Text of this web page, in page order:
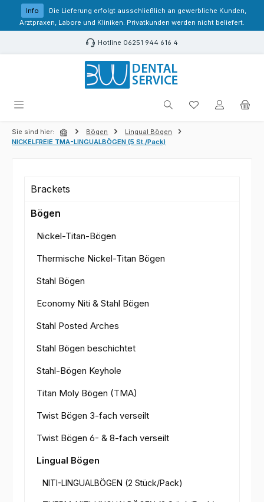
Zum Hauptinhalt springen
Info
Die Lieferung erfolgt ausschließlich an gewerbliche Kunden,
Arztpraxen, Labore und Kliniken. Privatkunden werden nicht beliefert.
Hotline 06251 944 616 4
Du hast 0
Sie sind hier: Bögen
Lingual Bögen
NICKELFREIE TMA-LINGUALBÖGEN (5 St./Pack)
Brackets
Bögen
Nickel-Titan-Bögen
Thermische Nickel-Titan Bögen
Stahl Bögen
Economy Niti & Stahl Bögen
Stahl Posted Arches
Stahl Bögen beschichtet
Stahl-Bögen Keyhole
Titan Moly Bögen (TMA)
Twist Bögen 3-fach verseilt
Twist Bögen 6- & 8-fach verseilt
Lingual Bögen
NITI-LINGUALBÖGEN (2 Stück/Pack)